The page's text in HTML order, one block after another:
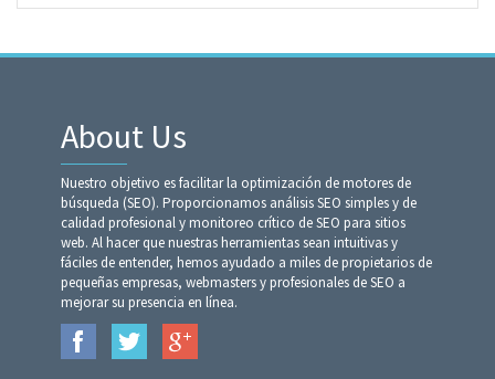
About Us
Nuestro objetivo es facilitar la optimización de motores de
búsqueda (SEO). Proporcionamos análisis SEO simples y de
calidad profesional y monitoreo crítico de SEO para sitios
web. Al hacer que nuestras herramientas sean intuitivas y
fáciles de entender, hemos ayudado a miles de propietarios de
pequeñas empresas, webmasters y profesionales de SEO a
mejorar su presencia en línea.